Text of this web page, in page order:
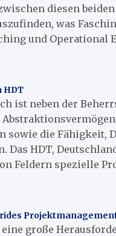
diesen beiden
was
und Operational
HDT
ist neben der
die Fähigkeit,
HDT,
Feldern spezielle
große